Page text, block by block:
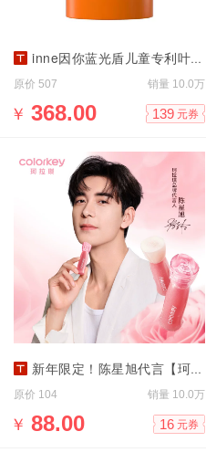
inne因你蓝光盾儿童专利叶黄素
原价 507 销量 10.0万
￥ 368.00 139 元券
新年限定！陈星旭代言【珂拉琪】唇露
原价 104 销量 10.0万
￥ 88.00 16 元券